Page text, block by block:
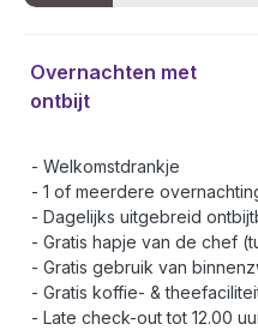
Overnachten met
ontbijt
Welkomstdrankje
1 of meerdere
Dagelijks uitgebreid
Gratis hapje van de chef
Gratis gebruik van
Gratis koffie- &
Late check-out tot 12.00